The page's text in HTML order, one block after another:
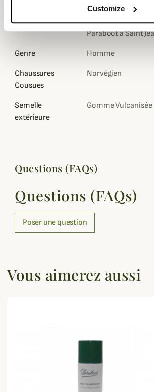
Customize
Semelle
Gomme vulcanisée
Paraboot à Saint
Genre Homme
Chaussures
Cousues
Norvégien
Semelle
extérieure
Gomme Vulcanisée
Questions (FAQs)
Questions (FAQs)
Poser une question
Vous aimerez aussi